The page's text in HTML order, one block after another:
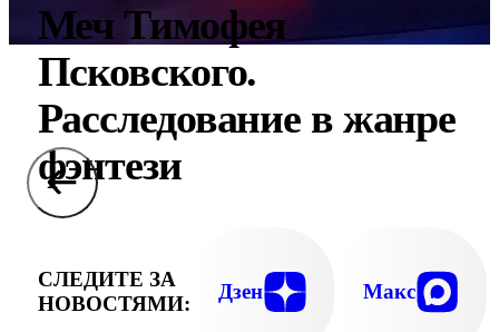
Меч Тимофея
Псковского.
Расследование в жанре
фэнтези
СЛЕДИТЕ ЗА
НОВОСТЯМИ:
Дзен Макс